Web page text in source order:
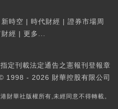
新時空 | 時代財經 | 證券市場周
經 | 更多...
定刊載法定通告之憲報刊登報章
1998 - 2026 財華控股有限公司
財華社版權所有,未經同意不得轉載。